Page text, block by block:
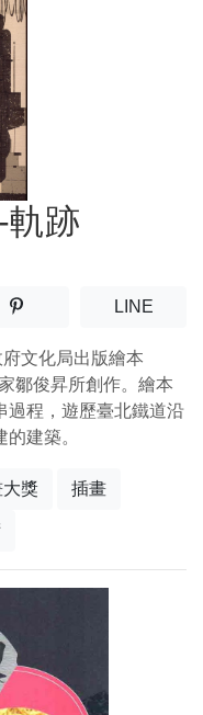
軌跡
另開新視窗)
分享至噗浪(另開新視窗)
LINE(另開
文化局出版繪本
鄒俊昇所創作。繪本
過程，遊歷臺北鐵道沿
建築。
獎 插畫